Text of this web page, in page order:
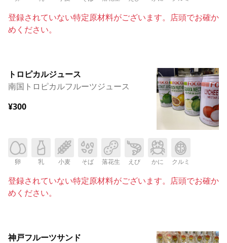
登録されていない特定原材料がございます。店頭でお確か
めください。
トロピカルジュース
南国トロピカルフルーツジュース
¥300
卵 乳 小麦 そば 落花生 えび かに クルミ
登録されていない特定原材料がございます。店頭でお確か
めください。
神戸フルーツサンド